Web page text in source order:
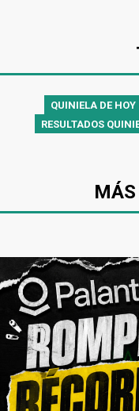
QUINIELA DE HOY
RESULTADOS